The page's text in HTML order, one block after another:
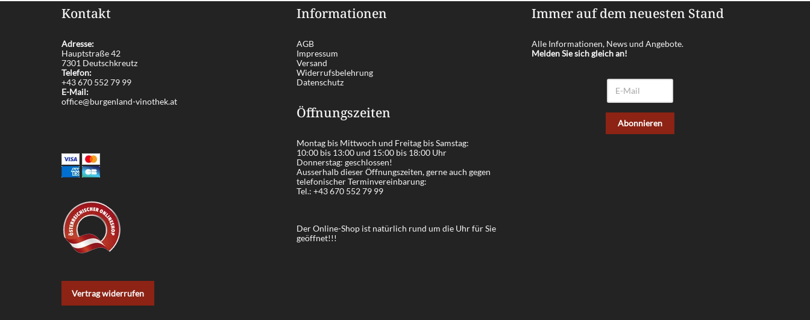
Kontakt
Adresse:
Hauptstraße 42
7301 Deutschkreutz
Telefon:
+43 670 552 79 99
E-Mail:
office@burgenland-vinothek.at
Vertrag widerrufen
Informationen
AGB
Impressum
Versand
Widerrufsbelehrung
Datenschutz
Öffnungszeiten
Montag bis Mittwoch und Freitag bis Samstag:
10:00 bis 13:00 und 15:00 bis 18:00 Uhr
Donnerstag: geschlossen!
Ausserhalb dieser Öffnungszeiten, gerne auch gegen
telefonischer Terminvereinbarung:
Tel.: +43 670 552 79 99
Der Online-Shop ist natürlich rund um die Uhr für Sie
geöffnet!!!
Immer auf dem neuesten Stand
Alle Informationen, News und Angebote.
Melden Sie sich gleich an!
Abonnieren